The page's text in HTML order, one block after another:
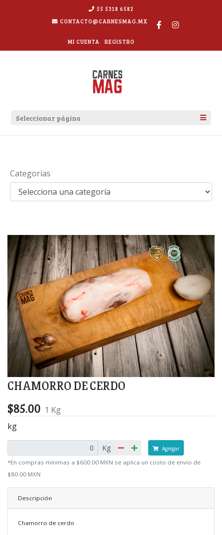
55 5318 6582
CONTACTO@CARNESMAG.MX
MI CUENTA REGISTRO
Seleccionar página
EMPRESAS Y RESTAURANTES
CONTÁCTANOS
Categorías
CHAMORRO DE CERDO
$85.00 1 Kg
kg
Kg Agregar
*En compras mínimas a $600.00 MXN se aplica un costo de envío de
$80.00 MXN
Descripción
Chamorro de cerdo